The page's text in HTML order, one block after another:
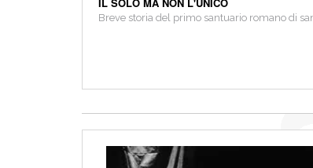
Breve storia del primo santuario romano di